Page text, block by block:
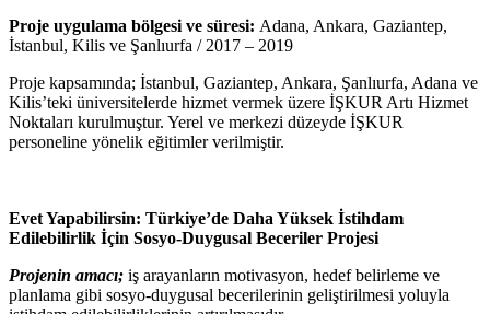
Proje uygulama bölgesi ve süresi: Adana, Ankara, Gaziantep,
İstanbul, Kilis ve Şanlıurfa / 2017 – 2019
Proje kapsamında; İstanbul, Gaziantep, Ankara, Şanlıurfa, Adana ve
Kilis’teki üniversitelerde hizmet vermek üzere İŞKUR Artı Hizmet
Noktaları kurulmuştur. Yerel ve merkezi düzeyde İŞKUR
personeline yönelik eğitimler verilmiştir.
Evet Yapabilirsin: Türkiye’de Daha Yüksek İstihdam
Edilebilirlik İçin Sosyo-Duygusal Beceriler Projesi
Projenin amacı; iş arayanların motivasyon, hedef belirleme ve
planlama gibi sosyo-duygusal becerilerinin geliştirilmesi yoluyla